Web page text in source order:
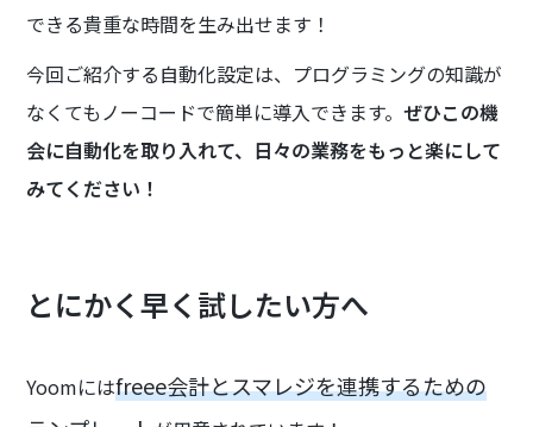
できる貴重な時間を生み出せます！
今回ご紹介する自動化設定は、プログラミングの知識が
なくてもノーコードで簡単に導入できます。ぜひこの機
会に自動化を取り入れて、日々の業務をもっと楽にして
みてください！
とにかく早く試したい方へ
Yoomにはfreee会計とスマレジを連携するための